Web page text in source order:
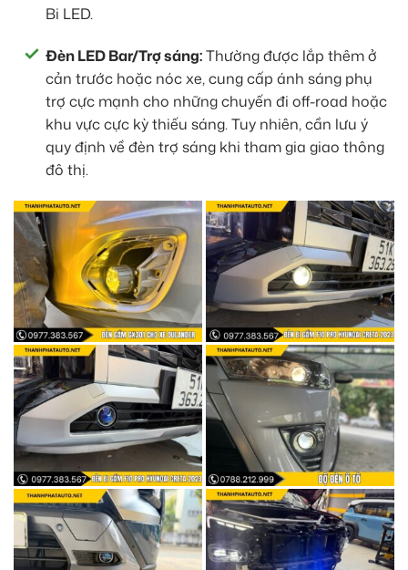
Bi LED.
Đèn LED Bar/Trợ sáng:Thường được lắp thêm ở
cản trước hoặc nóc xe, cung cấp ánh sáng phụ
trợ cực mạnh cho những chuyến đi off-road hoặc
khu vực cực kỳ thiếu sáng. Tuy nhiên, cần lưu ý
quy định về đèn trợ sáng khi tham gia giao thông
đô thị.